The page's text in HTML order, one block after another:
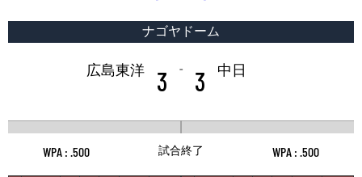
ナゴヤドーム
広島東洋 3 - 3 中日
.500 試合終了 .500